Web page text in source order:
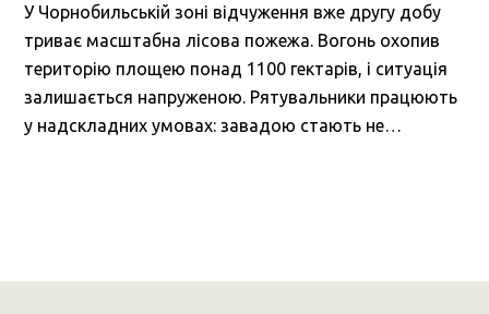
У Чорнобильській зоні відчуження вже другу добу
триває масштабна лісова пожежа. Вогонь охопив
територію площею понад 1100 гектарів, і ситуація
залишається напруженою. Рятувальники працюють
у надскладних умовах: завадою стають не…